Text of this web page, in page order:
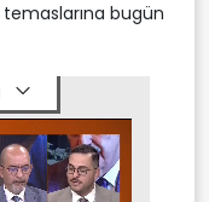
temaslarına bugün